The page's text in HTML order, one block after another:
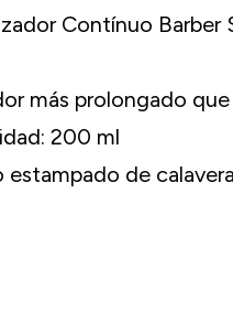
Contínuo Barber
más prolongado
200 ml
estampado de